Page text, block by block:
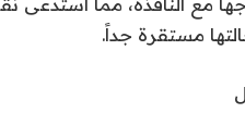
مستقرة جداً.